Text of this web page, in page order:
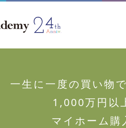
一生に一度の買い物
1,000万円以
マイホーム購